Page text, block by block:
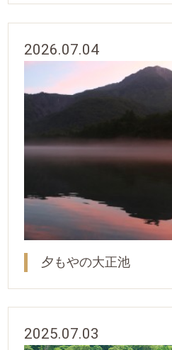
2026.07.04
夕もやの大正池
2025.07.03